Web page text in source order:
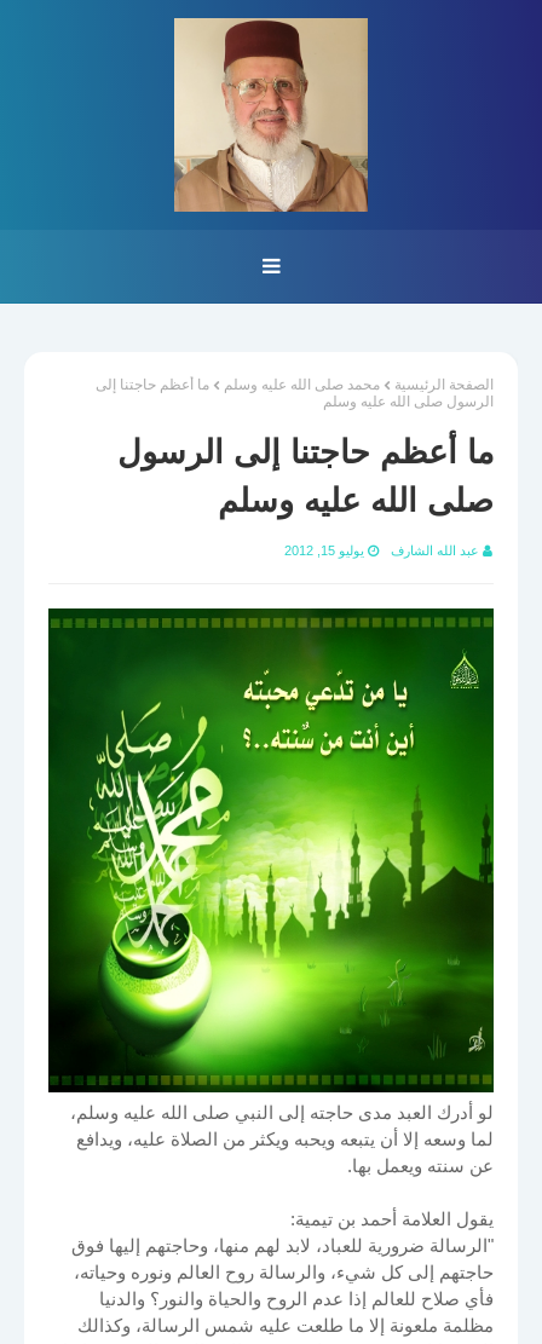
الصفحة الرئيسية محمد صلى الله عليه وسلم
ما أعظم حاجتنا إلى
الرسول صلى الله عليه وسلم
ما أعظم حاجتنا إلى الرسول
صلى الله عليه وسلم
عبد الله الشارف يوليو 15, 2012
لو أدرك العبد مدى حاجته إلى النبي صلى الله عليه وسلم،
لما وسعه إلا أن يتبعه ويحبه ويكثر من الصلاة عليه، ويدافع
عن سنته ويعمل بها.
يقول العلامة أحمد بن تيمية:
"الرسالة ضرورية للعباد، لابد لهم منها، وحاجتهم إليها فوق
حاجتهم إلى كل شيء، والرسالة روح العالم ونوره وحياته،
فأي صلاح للعالم إذا عدم الروح والحياة والنور؟ والدنيا
مظلمة ملعونة إلا ما طلعت عليه شمس الرسالة، وكذالك